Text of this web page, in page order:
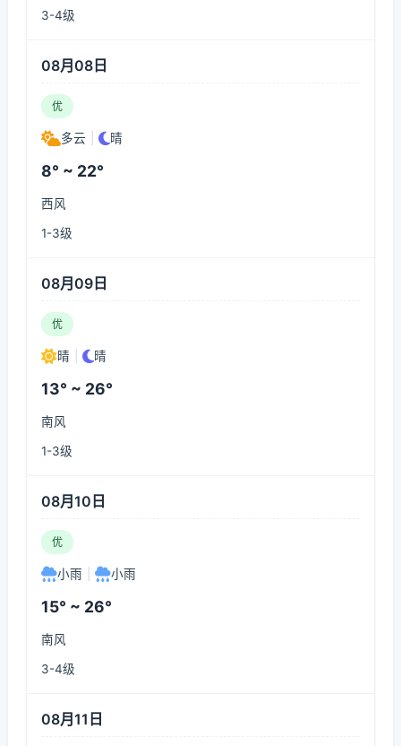
3-4级
08月08日
优
多云 晴
8° ~ 22°
西风
1-3级
08月09日
优
晴 晴
13° ~ 26°
南风
1-3级
08月10日
优
小雨 小雨
15° ~ 26°
南风
3-4级
08月11日